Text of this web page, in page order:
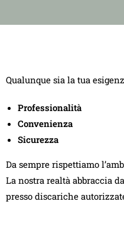
Qualunque sia la tua
Professionalità
Convenienza
Sicurezza
Da sempre rispettiamo
La nostra realtà abbraccia
presso discariche